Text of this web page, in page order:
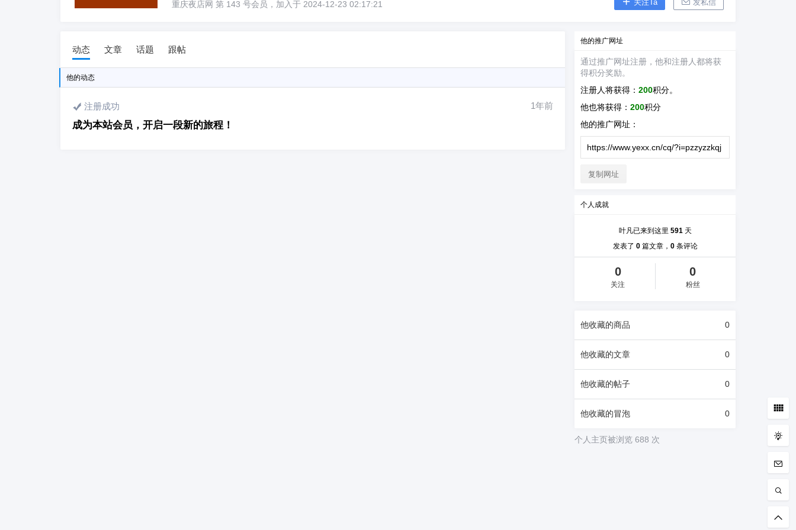
重庆夜店网 第 143 号会员，加入于 2024-12-23 02:17:21 关注Ta 发私信
动态 文章 话题 跟帖
他的动态
注册成功 1年前
成为本站会员，开启一段新的旅程！
他的推广网址
通过推广网址注册，他和注册人都将获
得积分奖励。
注册人将获得：200积分。
他也将获得：200积分
他的推广网址：
复制网址
个人成就
叶凡已来到这里 591天
发表了 0篇文章， 0条评论
0
关注
0
粉丝
他收藏的商品 0
他收藏的文章 0
他收藏的帖子 0
他收藏的冒泡 0
个人主页被浏览 688 次